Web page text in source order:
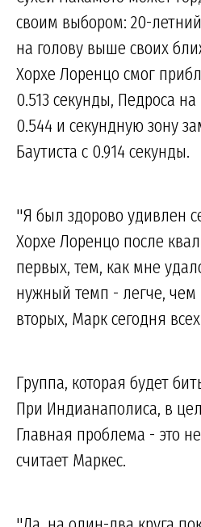
своим выбором: 20-
на голову выше своих
Хорхе Лоренцо смог
0.513 секунды, Педроса
0.544 и секундную зону
Баутиста с 0.914 секунды.
"Я был здорово удивлен
Хорхе Лоренцо после
первых, тем, как мне
нужный темп - легче,
вторых, Марк сегодня
Группа, которая будет
При Индианаполиса, в
Главная проблема - это
считает Маркес.